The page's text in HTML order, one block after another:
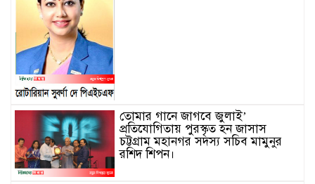
তোমার গানে জাগবে জুলাই’
প্রতিযোগিতায় পুরস্কৃত হন জাসাস
চট্টগ্রাম মহানগর সদস‌্য স‌চিব মামুনুর
রশিদ শিপন।